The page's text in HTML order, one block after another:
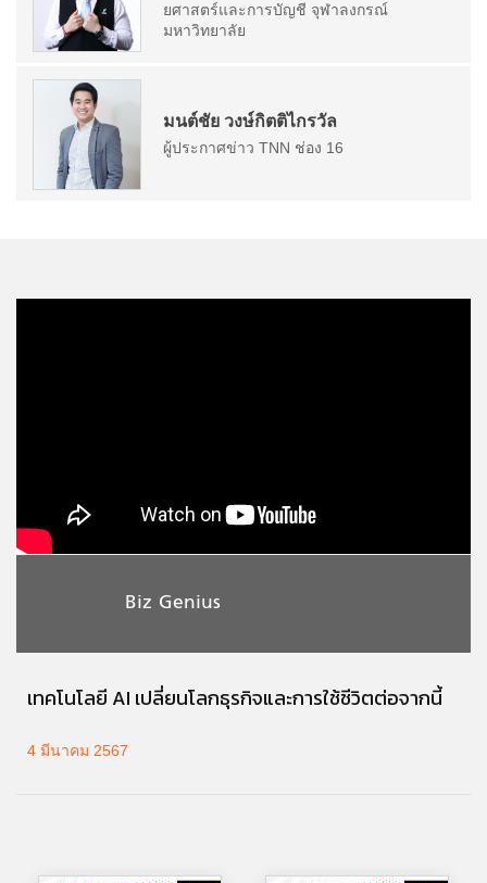
ยศาสตร์และการบัญชี จุฬาลงกรณ์
มหาวิทยาลัย
มนต์ชัย วงษ์กิตติไกรวัล
ผู้ประกาศข่าว TNN ช่อง 16
Biz Genius
เทคโนโลยี AI เปลี่ยนโลกธุรกิจและการใช้ชีวิตต่อจากนี้
4 มีนาคม 2567